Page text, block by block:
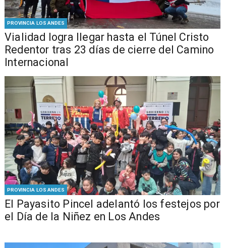
PROVINCIA LOS ANDES
Vialidad logra llegar hasta el Túnel Cristo
Redentor tras 23 días de cierre del Camino
Internacional
PROVINCIA LOS ANDES
El Payasito Pincel adelantó los festejos por
el Día de la Niñez en Los Andes